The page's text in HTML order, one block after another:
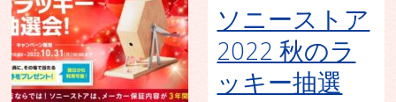
ソニーストア
2022 秋のラ
ッキー抽選